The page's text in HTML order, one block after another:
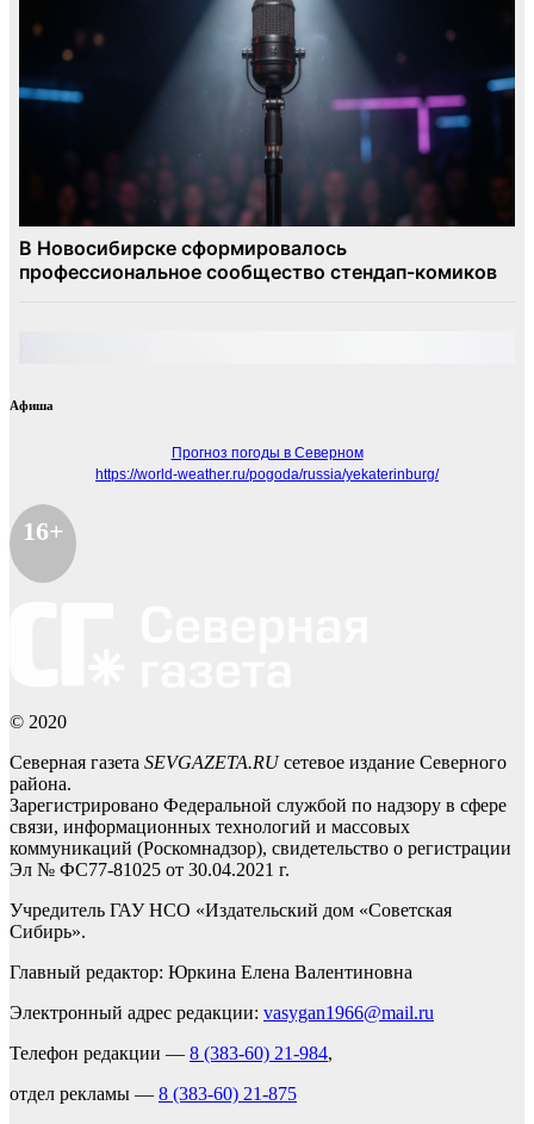
Афиша
Прогноз погоды в Северном
https://world-weather.ru/pogoda/russia/yekaterinburg/
16+
© 2020
Северная газета SEVGAZETA.RUсетевое издание Северного
района.
Зарегистрировано Федеральной службой по надзору в сфере
связи, информационных технологий и массовых
коммуникаций (Роскомнадзор), свидетельство о регистрации
Эл № ФС77-81025 от 30.04.2021 г.
Учредитель ГАУ НСО «Издательский дом «Советская
Сибирь».
Главный редактор: Юркина Елена Валентиновна
Электронный адрес редакции: vasygan1966@mail.ru
Телефон редакции — 8 (383-60) 21-984,
отдел рекламы — 8 (383-60) 21-875